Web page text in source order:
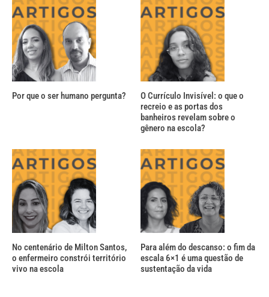
Por que o ser humano pergunta?
O Currículo Invisível: o que o
recreio e as portas dos
banheiros revelam sobre o
gênero na escola?
No centenário de Milton Santos,
o enfermeiro constrói território
vivo na escola
Para além do descanso: o fim da
escala 6×1 é uma questão de
sustentação da vida